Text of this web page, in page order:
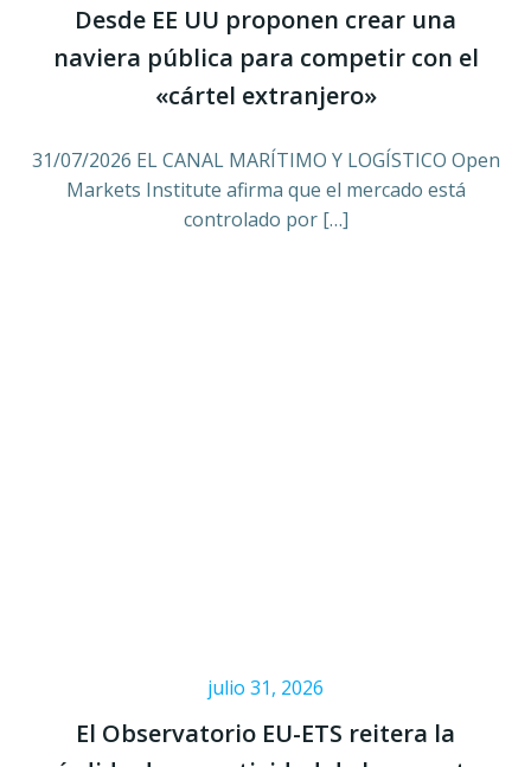
Desde EE UU proponen crear una
naviera pública para competir con el
«cártel extranjero»
31/07/2026 EL CANAL MARÍTIMO Y LOGÍSTICO Open
Markets Institute afirma que el mercado está
controlado por […]
julio 31, 2026
El Observatorio EU-ETS reitera la